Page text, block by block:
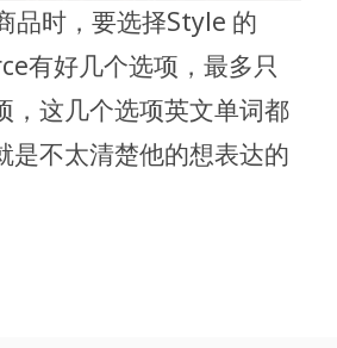
品时，要选择Style 的
有好几个选项，最多只
，这几个选项英文单词都
是不太清楚他的想表达的